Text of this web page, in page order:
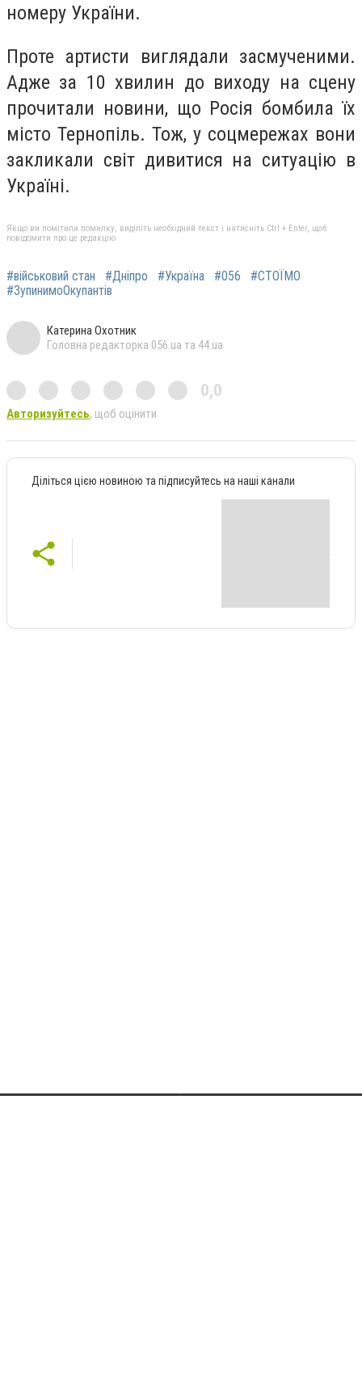
номеру України.
Проте артисти виглядали засмученими.
Адже за 10 хвилин до виходу на сцену
прочитали новини, що Росія бомбила їх
місто Тернопіль. Тож, у соцмережах вони
закликали світ дивитися на ситуацію в
Україні.
Якщо ви помітили помилку, виділіть необхідний текст і натисніть Ctrl + Enter, щоб
повідомити про це редакцію
#військовий стан #Дніпро #Україна #056
#СТОЇМО
#ЗупинимоОкупантів
Катерина Охотник
Головна редакторка 056.ua та 44.ua
0,0
Авторизуйтесь, щоб оцінити
Діліться цією новиною та підписуйтесь на наші канали